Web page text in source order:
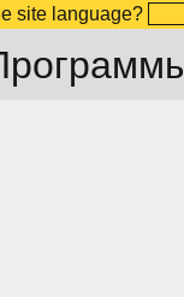
site language?